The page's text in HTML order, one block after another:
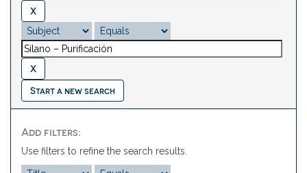
Start a new search
Add filters:
Use filters to refine the search results.